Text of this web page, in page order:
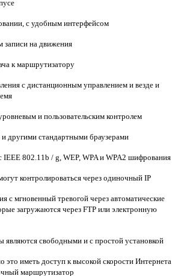
с удобным интерфейсом
записи на движения
к маршрутизатору
с дистанционным управлением и везде и
и пользовательским контролем
другими стандартными браузерами
IEEE 802.11b / g, WEP, WPA и WPA2 шифрования
контролироваться через одиночный IP
с мгновенный тревогой через автоматические
загружаются через FTP или электронную
свободными и с простой установкой
это иметь доступ к высокой скорости Интернета
маршрутизатор